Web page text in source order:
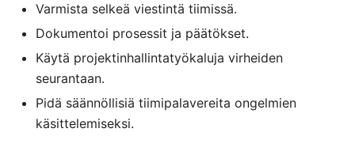
Varmista selkeä viestintä tiimissä.
Dokumentoi prosessit ja päätökset.
Käytä projektinhallintatyökaluja virheiden
seurantaan.
Pidä säännöllisiä tiimipalavereita ongelmien
käsittelemiseksi.